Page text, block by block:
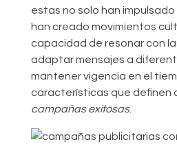
estas no solo han
han creado movimientos
capacidad de resonar con
adaptar mensajes a
mantener vigencia en el
características que definen
campañas exitosas.